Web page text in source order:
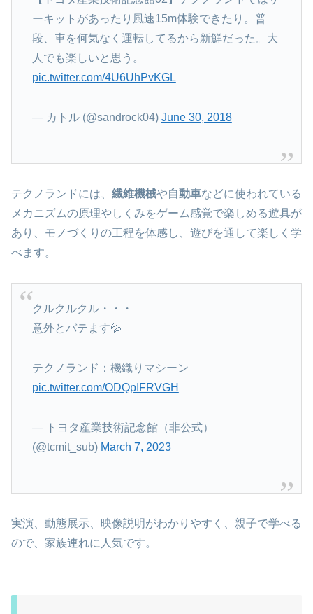
ーキットがあったり風速15m体験できたり。普
段、車を何気なく運転してるから新鮮だった。大
人でも楽しいと思う。
pic.twitter.com/4U6UhPvKGL
— カトル (@sandrock04) June 30, 2018
テクノランドには、 繊維機械や自動車などに使われている
メカニズムの原理やしくみをゲーム感覚で楽しめる遊具が
あり、モノづくりの工程を体感し、遊びを通して楽しく学
べます。
クルクルクル・・・
意外とバテます💦
テクノランド：機織りマシーン
pic.twitter.com/ODQpIFRVGH
— トヨタ産業技術記念館（非公式）
(@tcmit_sub) March 7, 2023
実演、動態展示、映像説明がわかりやすく、親子で学べる
ので、家族連れに人気です。